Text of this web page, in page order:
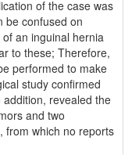
of the case was
be confused on
an inguinal hernia
to these; Therefore,
performed to make
study confirmed
revealed the
and two
from which no reports